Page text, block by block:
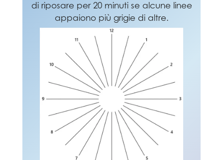
di riposare per 20 minuti se alcune linee
appaiono più grigie di altre.
sembrano quadrate o della stessa
dimensione.
prevenire efficacemente il dolore al
collo e alle spalle.